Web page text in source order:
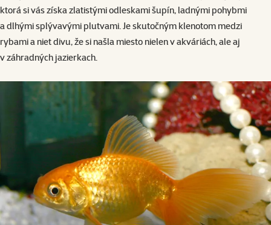
ktorá si vás získa zlatistými odleskami šupín, ladnými pohybmi
a dlhými splývavými plutvami. Je skutočným klenotom medzi
rybami a niet divu, že si našla miesto nielen v akváriách, ale aj
v záhradných jazierkach.